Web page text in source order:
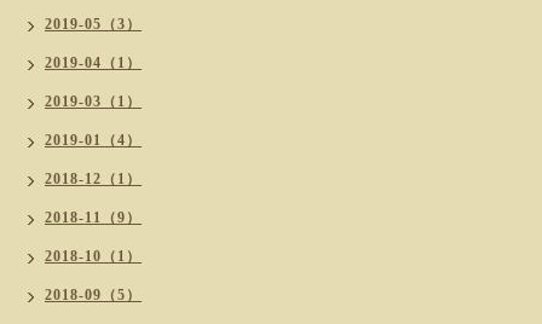
2019-05（3）
2019-04（1）
2019-03（1）
2019-01（4）
2018-12（1）
2018-11（9）
2018-10（1）
2018-09（5）